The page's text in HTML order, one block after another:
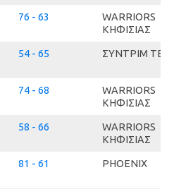
76 - 63
WARRIORS
ΚΗΦΙΣΙΑΣ
54 - 65 ΣΥΝΤΡΙΜ
74 - 68
WARRIORS
ΚΗΦΙΣΙΑΣ
58 - 66
WARRIORS
ΚΗΦΙΣΙΑΣ
81 - 61 PHOENIX